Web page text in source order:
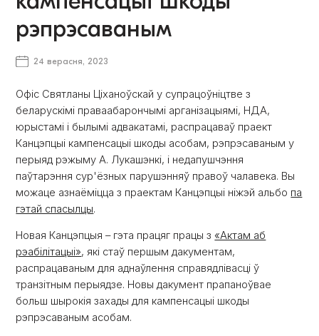
рэпрэсаваным
24 верасня, 2023
Офіс Святланы Ціханоўскай у супрацоўніцтве з
беларускімі праваабарончымі арганізацыямі, НДА,
юрыстамі і былымі адвакатамі, распрацаваў праект
Канцэпцыі кампенсацыі шкоды асобам, рэпрэсаваным у
перыяд рэжыму А. Лукашэнкі, і недапушчэння
паўтарэння сур'ёзных парушэнняў правоў чалавека. Вы
можаце азнаёміцца з праектам Канцэпцыі ніжэй альбо па
гэтай спасылцы.
Новая Канцэпцыя – гэта працяг працы з «Актам аб
рэабілітацыі», які стаў першым дакументам,
распрацаваным для аднаўлення справядлівасці ў
транзітным перыядзе. Новы дакумент прапаноўвае
больш шырокія захады для кампенсацыі шкоды
рэпрэсаваным асобам.